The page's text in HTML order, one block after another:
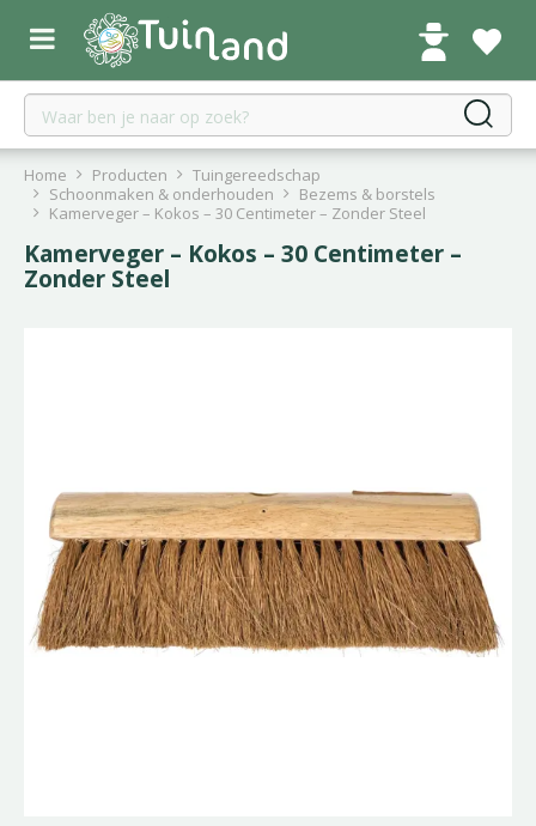
r
Home Producten
Tuingereedschap
Schoonmaken & onderhouden
Bezems & borstels
Kamerveger – Kokos – 30 Centimeter – Zonder Steel
Kamerveger – Kokos – 30 Centimeter –
Zonder Steel